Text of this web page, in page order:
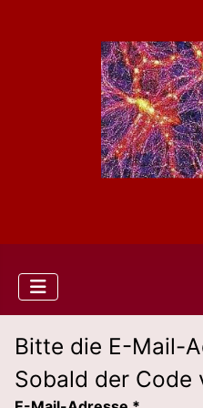
Bitte die E-Mail-
Sobald der Code